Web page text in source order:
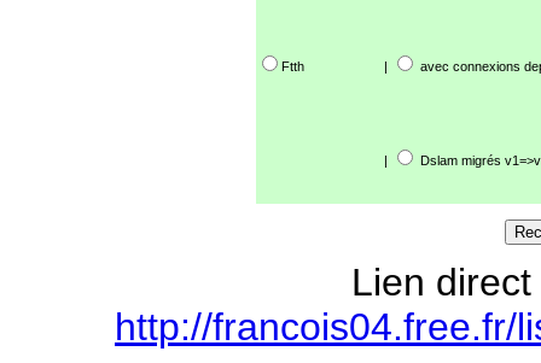
Ftth | avec connexions
| Dslam migrés
Lien
http://francois04.free.fr/